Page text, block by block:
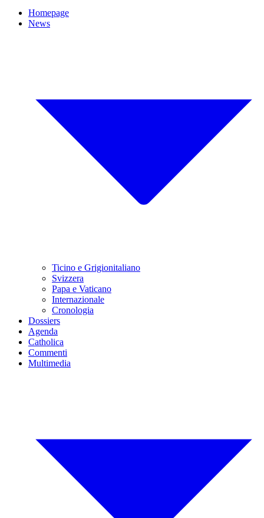
Homepage
News
Ticino e Grigionitaliano
Svizzera
Papa e Vaticano
Internazionale
Cronologia
Dossiers
Agenda
Catholica
Commenti
Multimedia